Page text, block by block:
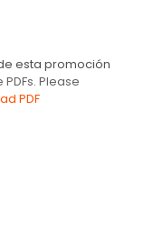
esta promoción
Please
PDF